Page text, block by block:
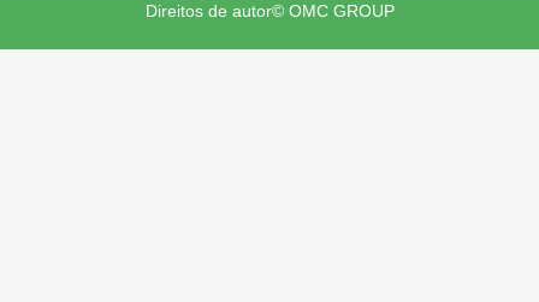
Direitos de autor© OMC GROUP